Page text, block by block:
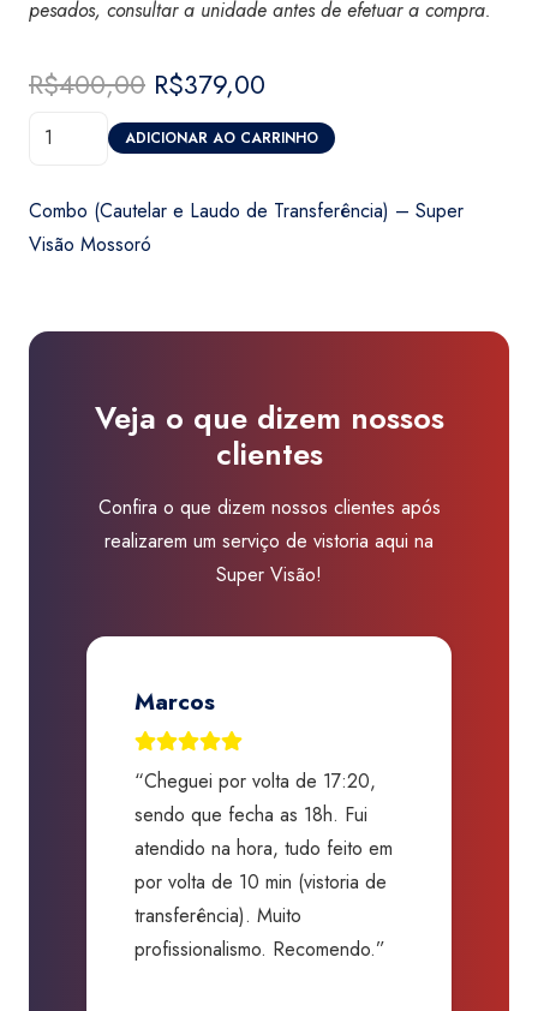
pesados, consultar a unidade antes de efetuar a compra.
R$400,00 O
preço
original
R$400,00.
R$379,00
preço
atual
R$379,00.
Combo
-
ADICIONAR AO CARRINHO
Combo (Cautelar e Laudo de Transferência) – Super
Visão Mossoró
Veja o que dizem nossos
clientes
Confira o que dizem nossos clientes após
realizarem um serviço de vistoria aqui na
Super Visão!
Marcos
“Cheguei por volta de 17:20,
sendo que fecha as 18h. Fui
atendido na hora, tudo feito em
por volta de 10 min (vistoria de
transferência). Muito
profissionalismo. Recomendo.”